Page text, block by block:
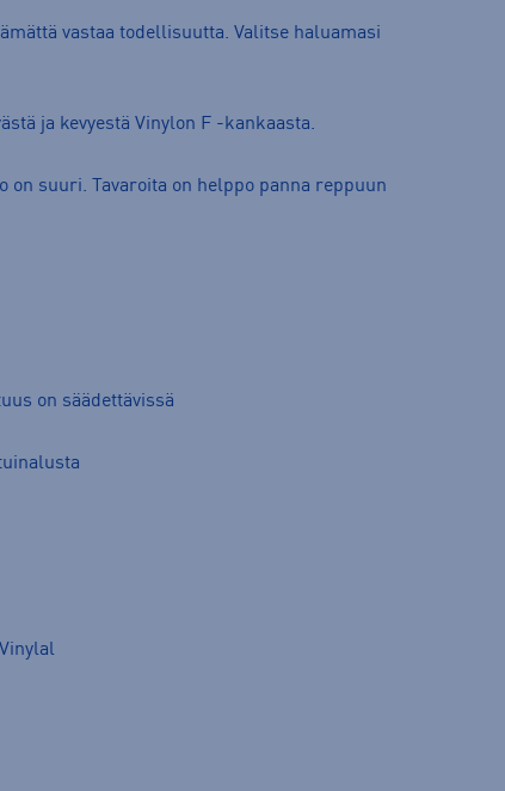
vastaa todellisuutta. Valitse haluamasi
ja kevyestä Vinylon F -kankaasta.
on suuri. Tavaroita on helppo panna reppuun
on säädettävissä